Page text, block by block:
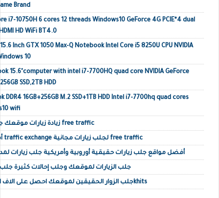
Brand
i7-10750H 6 cores 12 threads Windows10 GeForce 4G PCIE*4 dual
HD WiFi BT4.0
Inch GTX 1050 Max-Q Notebook Intel Core i5 8250U CPU NVIDIA
10
15.6"computer with intel i7-7700HQ quad core NVIDIA GeForce
SSD,2TB HDD
DDR4 16GB+256GB M.2 SSD+1TB HDD Intel i7-7700hq quad cores
wifi
زيادة زيارات موقعك جلب زيارات حقيقية أجنبية free traffic
أفضل مواقع تبادل الزيارات traffic exchange لجلب زيارات مجانية free traffic
أفضل مواقع جلب زيارات حقيقية أوروبية وأمريكية جلب زيارات
جلب الزيارات لموقعك وجلب إحالات كثيرة جلب
جلب الزوار الحقيقين لموقعك احصل على الاف الزوار المستهدفين عبر 10khits